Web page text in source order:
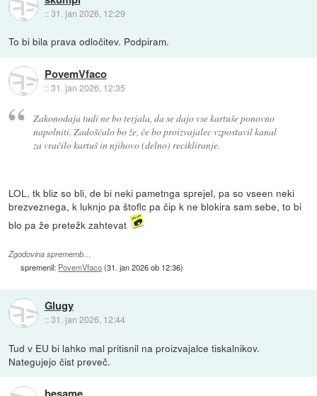
::31. jan 2026, 12:29
To bi bila prava odločitev. Podpiram.
PovemVfaco
::31. jan 2026, 12:35
Zakonodaja tudi ne bo terjala, da se dajo vse kartuše ponovno
napolniti. Zadoščalo bo že, če bo proizvajalec vzpostavil kanal
za vračilo kartuš in njihovo (delno) recikliranje.
LOL, tk bliz so bli, de bi neki pametnga sprejel, pa so vseen neki
brezveznega, k luknjo pa štoflc pa čip k ne blokira sam sebe, to bi
blo pa že pretežk zahtevat
Zgodovina sprememb…
spremenil: PovemVfaco(31. jan 2026 ob 12:36)
Glugy
::31. jan 2026, 12:44
Tud v EU bi lahko mal pritisnil na proizvajalce tiskalnikov.
Nategujejo čist preveč.